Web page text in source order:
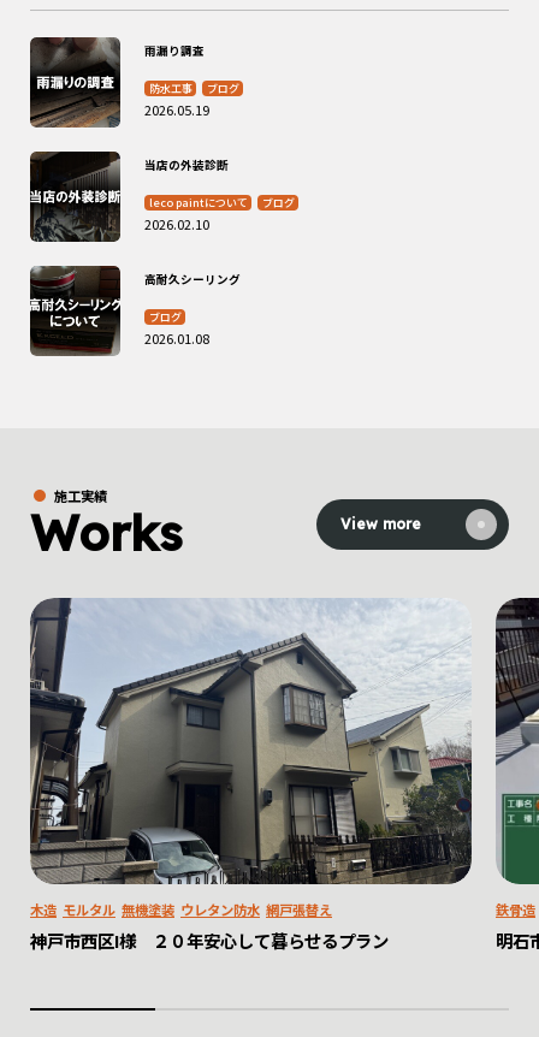
雨漏り調査
防水工事 ブログ
2026.05.19
当店の外装診断
leco paintについて ブログ
2026.02.10
高耐久シーリング
ブログ
2026.01.08
施工実績
Works View more
木造 モルタル 無機塗装 ウレタン防水 網戸張替え
神戸市西区I様 ２０年安心して暮らせるプラン
鉄骨造
明石